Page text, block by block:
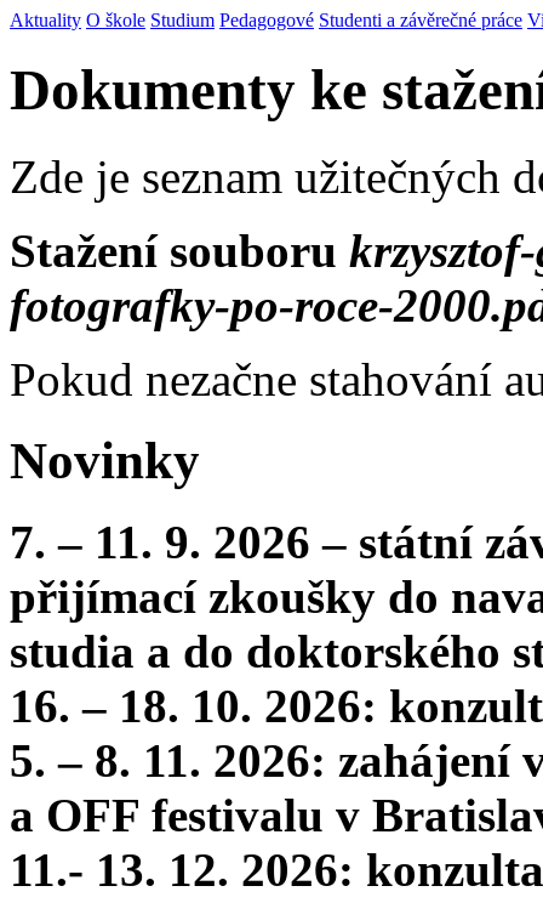
Aktuality O škole Studium Pedagogové Studenti a závěrečné práce
Dokumenty ke
Zde je seznam užitečných
Stažení souboru
fotografky-po-roce-
Pokud nezačne stahování
Novinky
7. – 11. 9. 2026 – státní
přijímací zkoušky do
studia a do doktorského
16. – 18. 10. 2026:
5. – 8. 11. 2026:
a OFF festivalu v
11.- 13. 12. 2026: